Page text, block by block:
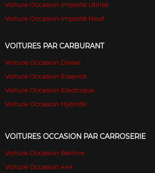
Voiture Occasion Importé Utilisé
Voiture Occasion Importé Neuf
VOITURES PAR CARBURANT
Voiture Occasion Diesel
Voiture Occasion Essence
Voiture Occasion Electrique
Voiture Occasion Hybride
VOITURES OCCASION PAR CARROSERIE
Voiture Occasion Berline
Voiture Occasion 4x4